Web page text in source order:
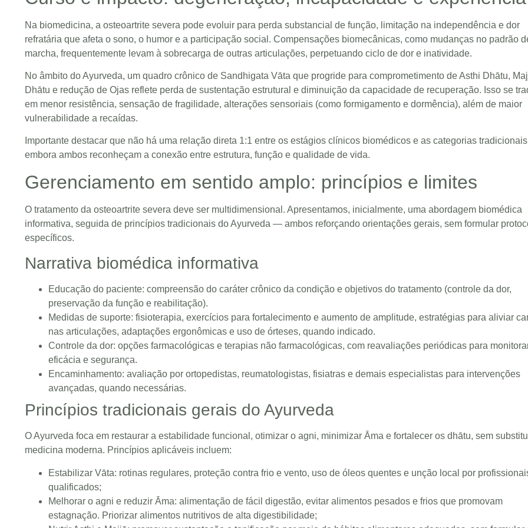
Na biomedicina, a osteoartrite severa pode evoluir para perda substancial de função, limitação na independência e dor
refratária que afeta o sono, o humor e a participação social. Compensações biomecânicas, como mudanças no padrão
marcha, frequentemente levam à sobrecarga de outras articulações, perpetuando ciclo de dor e inatividade.
No âmbito do Ayurveda, um quadro crônico de Sandhigata Vāta que progride para comprometimento de Asthi Dhātu,
Dhātu e redução de Ojas reflete perda de sustentação estrutural e diminuição da capacidade de recuperação. Isso se
em menor resistência, sensação de fragilidade, alterações sensoriais (como formigamento e dormência), além de maior
vulnerabilidade a recaídas.
Importante destacar que não há uma relação direta 1:1 entre os estágios clínicos biomédicos e as categorias
embora ambos reconheçam a conexão entre estrutura, função e qualidade de vida.
Gerenciamento em sentido amplo: princípios e limites
O tratamento da osteoartrite severa deve ser multidimensional. Apresentamos, inicialmente, uma abordagem biomédica
informativa, seguida de princípios tradicionais do Ayurveda — ambos reforçando orientações gerais, sem formular
específicos.
Narrativa biomédica informativa
Educação do paciente: compreensão do caráter crônico da condição e objetivos do tratamento (controle da dor,
preservação da função e reabilitação).
Medidas de suporte: fisioterapia, exercícios para fortalecimento e aumento de amplitude, estratégias para aliviar
nas articulações, adaptações ergonômicas e uso de órteses, quando indicado.
Controle da dor: opções farmacológicas e terapias não farmacológicas, com reavaliações periódicas para
eficácia e segurança.
Encaminhamento: avaliação por ortopedistas, reumatologistas, fisiatras e demais especialistas para intervenções
avançadas, quando necessárias.
Princípios tradicionais gerais do Ayurveda
O Ayurveda foca em restaurar a estabilidade funcional, otimizar o agni, minimizar Āma e fortalecer os dhātu, sem
medicina moderna. Princípios aplicáveis incluem:
Estabilizar Vāta: rotinas regulares, proteção contra frio e vento, uso de óleos quentes e unção local por
qualificados;
Melhorar o agni e reduzir Āma: alimentação de fácil digestão, evitar alimentos pesados e frios que promovam
estagnação. Priorizar alimentos nutritivos de alta digestibilidade;